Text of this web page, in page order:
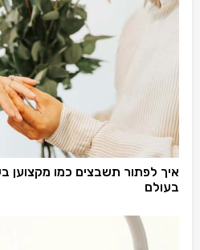
איך לפתור תשבצים כמו מקצוען
בעולם